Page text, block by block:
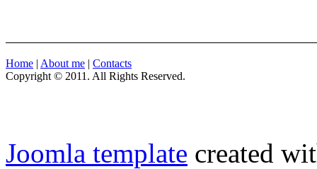
Home | About me | Contacts
Copyright © 2011. All Rights Reserved.
Joomla template created